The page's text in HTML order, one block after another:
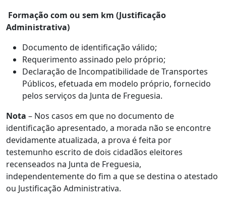
Formação com ou sem km (Justificação
Administrativa)
Documento de identificação válido;
Requerimento assinado pelo próprio;
Declaração de Incompatibilidade de Transportes
Públicos, efetuada em modelo próprio, fornecido
pelos serviços da Junta de Freguesia.
Nota – Nos casos em que no documento de
identificação apresentado, a morada não se encontre
devidamente atualizada, a prova é feita por
testemunho escrito de dois cidadãos eleitores
recenseados na Junta de Freguesia,
independentemente do fim a que se destina o atestado
ou Justificação Administrativa.